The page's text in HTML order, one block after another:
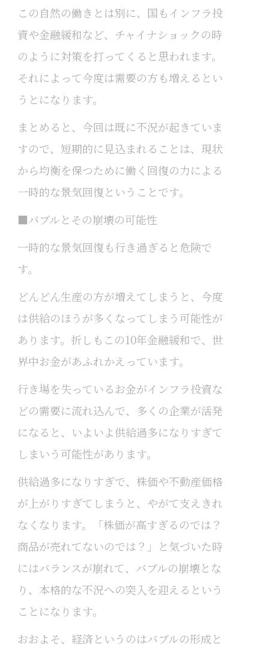
この自然の働きとは別に、国もインフラ投
資や金融緩和など、チャイナショックの時
のように対策を打ってくると思われます。
それによって今度は需要の方も増えるとい
うとになります。
まとめると、今回は既に不況が起きていま
すので、短期的に見込まれることは、現状
から均衡を保つために働く回復の力による
一時的な景気回復ということです。
■バブルとその崩壊の可能性
一時的な景気回復も行き過ぎると危険で
す。
どんどん生産の方が増えてしまうと、今度
は供給のほうが多くなってしまう可能性が
あります。折しもこの10年金融緩和で、世
界中お金があふれかえっています。
行き場を失っているお金がインフラ投資な
どの需要に流れ込んで、多くの企業が活発
になると、いよいよ供給過多になりすぎて
しまいう可能性があります。
供給過多になりすぎで、株価や不動産価格
が上がりすぎてしまうと、やがて支えきれ
なくなります。「株価が高すぎるのでは？
商品が売れてないのでは？」と気づいた時
にはバランスが崩れて、バブルの崩壊とな
り、本格的な不況への突入を迎えるという
ことになります。
おおよそ、経済というのはバブルの形成と